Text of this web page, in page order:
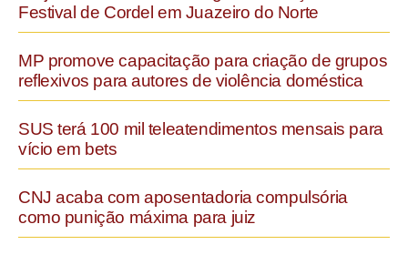
Festival de Cordel em Juazeiro do Norte
MP promove capacitação para criação de grupos
reflexivos para autores de violência doméstica
SUS terá 100 mil teleatendimentos mensais para
vício em bets
CNJ acaba com aposentadoria compulsória
como punição máxima para juiz